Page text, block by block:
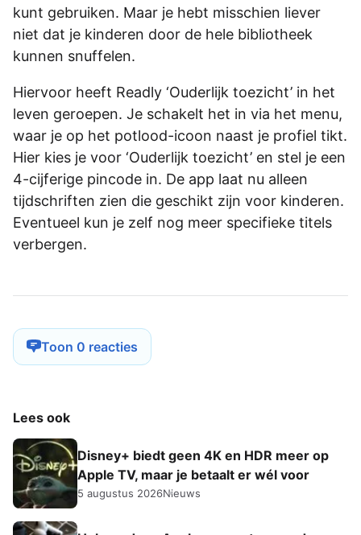
kunt gebruiken. Maar je hebt misschien liever
niet dat je kinderen door de hele bibliotheek
kunnen snuffelen.
Hiervoor heeft Readly ‘Ouderlijk toezicht’ in het
leven geroepen. Je schakelt het in via het menu,
waar je op het potlood-icoon naast je profiel tikt.
Hier kies je voor ‘Ouderlijk toezicht’ en stel je een
4-cijferige pincode in. De app laat nu alleen
tijdschriften zien die geschikt zijn voor kinderen.
Eventueel kun je zelf nog meer specifieke titels
verbergen.
Toon 0 reacties
Lees ook
Disney+ biedt geen 4K en HDR meer op
Apple TV, maar je betaalt er wél voor
5 augustus 2026Nieuws